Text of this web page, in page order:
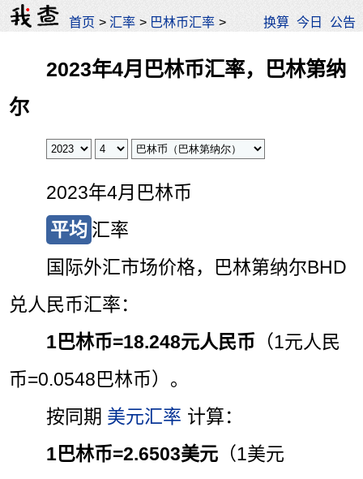
首页 >汇率 > 巴林币汇率 > 换算 今日 公告
2023年4月巴林币汇率，巴林第纳
尔
2023年4月巴林币
平均 汇率
国际外汇市场价格，巴林第纳尔BHD
兑人民币汇率：
1巴林币=18.248元人民币 （1元人民
币=0.0548巴林币）。
按同期 美元汇率 计算：
1巴林币=2.6503美元 （1美元